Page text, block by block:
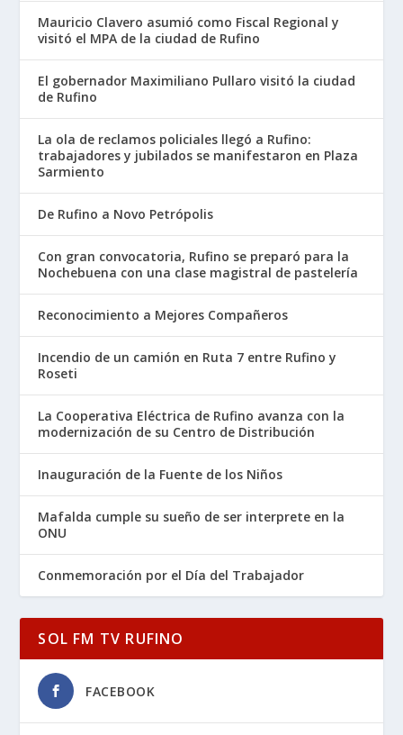
Mauricio Clavero asumió como Fiscal Regional y
visitó el MPA de la ciudad de Rufino
El gobernador Maximiliano Pullaro visitó la ciudad
de Rufino
La ola de reclamos policiales llegó a Rufino:
trabajadores y jubilados se manifestaron en Plaza
Sarmiento
De Rufino a Novo Petrópolis
Con gran convocatoria, Rufino se preparó para la
Nochebuena con una clase magistral de pastelería
Reconocimiento a Mejores Compañeros
Incendio de un camión en Ruta 7 entre Rufino y
Roseti
La Cooperativa Eléctrica de Rufino avanza con la
modernización de su Centro de Distribución
Inauguración de la Fuente de los Niños
Mafalda cumple su sueño de ser interprete en la
ONU
Conmemoración por el Día del Trabajador
SOL FM TV RUFINO
FACEBOOK